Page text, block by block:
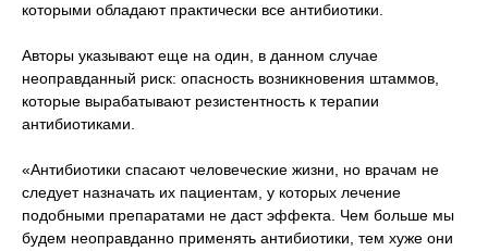
которыми обладают практически все антибиотики.
Авторы указывают еще на один, в данном случае
неоправданный риск: опасность возникновения штаммов,
которые вырабатывают резистентность к терапии
антибиотиками.
«Антибиотики спасают человеческие жизни, но врачам не
следует назначать их пациентам, у которых лечение
подобными препаратами не даст эффекта. Чем больше мы
будем неоправданно применять антибиотики, тем хуже они